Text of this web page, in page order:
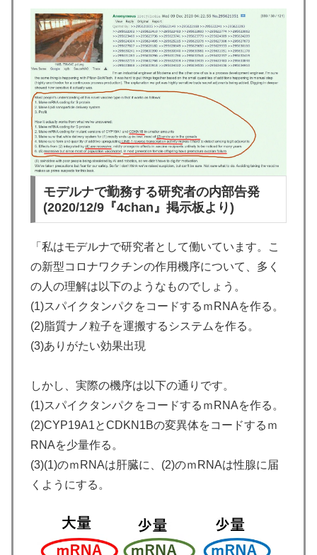
モデルナで勤務する研究者の内部告発
(2020/12/9『4chan』掲示板より)
「私はモデルナで研究者として働いています。こ
の新型コロナワクチンの作用機序について、多く
の人の理解は以下のようなものでしょう。
(1)スパイクタンパクをコードするｍRNAを作る。
(2)脂質ナノ粒子を運搬するシステムを作る。
(3)ありがたい効果出現
しかし、実際の機序は以下の通りです。
(1)スパイクタンパクをコードするｍRNAを作る。
(2)CYP19A1とCDKN1Bの変異体をコードするｍ
RNAを少量作る。
(3)(1)のｍRNAは肝臓に、(2)のｍRNAは性腺に届
くようにする。